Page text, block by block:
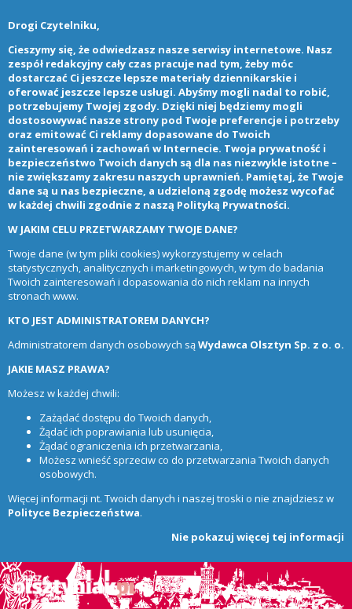
Drogi Czytelniku,
Cieszymy się, że odwiedzasz nasze serwisy internetowe. Nasz
zespół redakcyjny cały czas pracuje nad tym, żeby móc
dostarczać Ci jeszcze lepsze materiały dziennikarskie i
oferować jeszcze lepsze usługi. Abyśmy mogli nadal to robić,
potrzebujemy Twojej zgody. Dzięki niej będziemy mogli
dostosowywać nasze strony pod Twoje preferencje i potrzeby
oraz emitować Ci reklamy dopasowane do Twoich
zainteresowań i zachowań w Internecie. Twoja prywatność i
bezpieczeństwo Twoich danych są dla nas niezwykle istotne –
nie zwiększamy zakresu naszych uprawnień. Pamiętaj, że Twoje
dane są u nas bezpieczne, a udzieloną zgodę możesz wycofać
w każdej chwili zgodnie z naszą Polityką Prywatności.
W JAKIM CELU PRZETWARZAMY TWOJE DANE?
Twoje dane (w tym pliki cookies) wykorzystujemy w celach
statystycznych, analitycznych i marketingowych, w tym do badania
Twoich zainteresowań i dopasowania do nich reklam na innych
stronach www.
KTO JEST ADMINISTRATOREM DANYCH?
Administratorem danych osobowych sąWydawca Olsztyn Sp. z o. o.
JAKIE MASZ PRAWA?
Możesz w każdej chwili:
Zażądać dostępu do Twoich danych,
Żądać ich poprawiania lub usunięcia,
Żądać ograniczenia ich przetwarzania,
Możesz wnieść sprzeciw co do przetwarzania Twoich danych
osobowych.
Więcej informacji nt. Twoich danych i naszej troski o nie znajdziesz w
Polityce Bezpieczeństwa.
Nie pokazuj więcej tej informacji